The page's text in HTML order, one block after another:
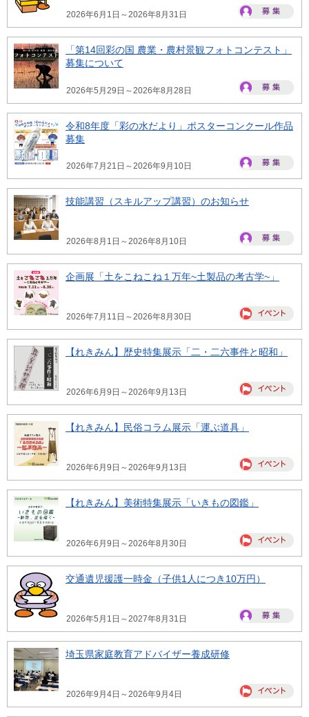
2026年6月1日～2026年8月31日
「第14回彩の国 農業・農村景観フォトコンテスト」
募集について
2026年5月29日～2026年8月28日
令和8年度「彩の水だより」ポスターコンクール作品
募集
2026年7月21日～2026年9月10日
技能講習（スキルアップ講習）のお知らせ
2026年8月1日～2026年8月10日
企画展「土をこねこね１万年~土製品の考古学~」
2026年7月11日～2026年8月30日
【れきみん】歴史特集展示「二・二六事件と昭和」
2026年6月9日～2026年9月13日
【れきみん】民俗コラム展示「運ぶ道具」
2026年6月9日～2026年9月13日
【れきみん】美術特集展示「いきもの図鑑」
2026年6月9日～2026年8月30日
交通遺児援護一時金（子供1人につき10万円）
2026年5月1日～2027年8月31日
埼玉県家庭教育アドバイザー養成研修
2026年9月4日～2026年9月4日